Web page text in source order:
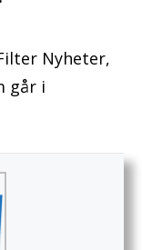
Nyheter,
går i